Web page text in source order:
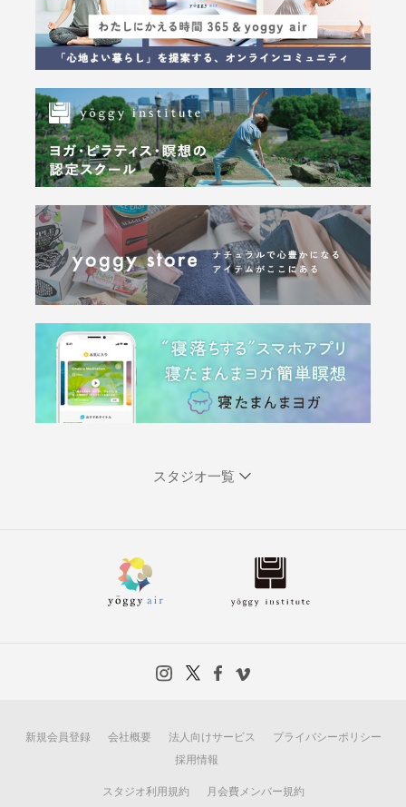
スタジオ一覧
新規会員登録 会社概要 法人向けサービス
プライバシーポリシー
採用情報
スタジオ利用規約 月会費メンバー規約